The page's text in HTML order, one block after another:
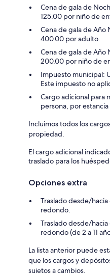
Cena de gala de
125.00 por niño de
Cena de gala de Año
400.00 por adulto.
Cena de gala de Año
200.00 por niño de
Impuesto municipal:
Este impuesto no
Cargo adicional para
persona, por estancia
Incluimos todos los
propiedad.
El cargo adicional
traslado para los
Opciones extra
Traslado desde/
redondo.
Traslado desde/
redondo (de 2 a 11
La lista anterior puede
que los cargos y
sujetos a cambios.